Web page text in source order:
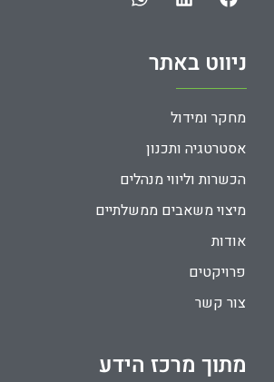
ניווט באתר
מחקר ומידול
אסטרטגיה ותכנון
הכשרות וליווי מנהלים
מיצוי משאבים ממשלתיים
אודות
פרויקטים
צור קשר
מתוך מרכז הידע